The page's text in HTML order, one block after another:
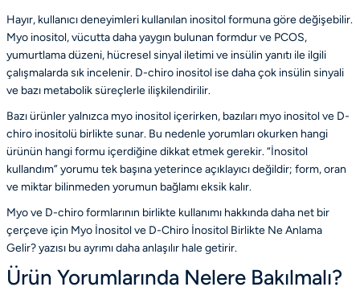
Hayır, kullanıcı deneyimleri kullanılan inositol formuna göre değişebilir.
Myo inositol, vücutta daha yaygın bulunan formdur ve PCOS,
yumurtlama düzeni, hücresel sinyal iletimi ve insülin yanıtı ile ilgili
çalışmalarda sık incelenir. D-chiro inositol ise daha çok insülin sinyali
ve bazı metabolik süreçlerle ilişkilendirilir.
Bazı ürünler yalnızca myo inositol içerirken, bazıları myo inositol ve D-
chiro inositolü birlikte sunar. Bu nedenle yorumları okurken hangi
ürünün hangi formu içerdiğine dikkat etmek gerekir. “İnositol
kullandım” yorumu tek başına yeterince açıklayıcı değildir; form, oran
ve miktar bilinmeden yorumun bağlamı eksik kalır.
Myo ve D-chiro formlarının birlikte kullanımı hakkında daha net bir
çerçeve için Myo İnositol ve D-Chiro İnositol Birlikte Ne Anlama
Gelir?yazısı bu ayrımı daha anlaşılır hale getirir.
Ürün Yorumlarında Nelere Bakılmalı?